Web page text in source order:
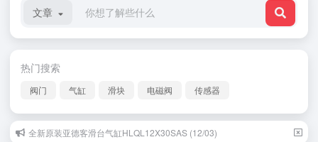
文章
热门搜索
阀门 气缸 滑块 电磁阀 传感器
全新原装亚德客滑台气缸HLQL12X30SAS (12/03)